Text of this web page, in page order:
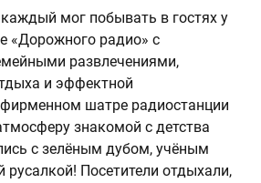
мог побывать в гостях у
«Дорожного радио» с
развлечениями,
и эффектной
шатре радиостанции
знакомой с детства
с зелёным дубом, учёным
русалкой! Посетители отдыхали,